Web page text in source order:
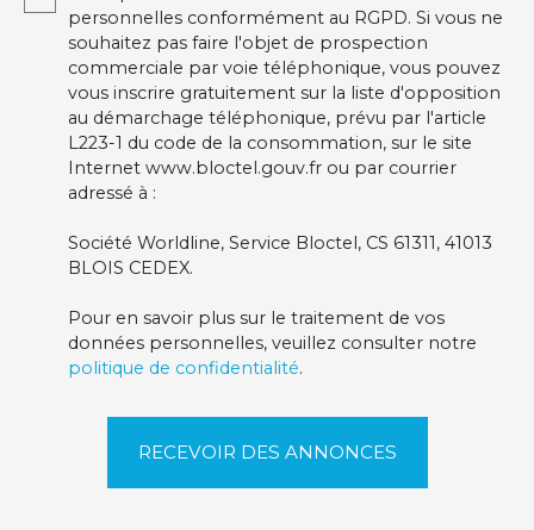
personnelles conformément au RGPD. Si vous ne
souhaitez pas faire l'objet de prospection
commerciale par voie téléphonique, vous pouvez
vous inscrire gratuitement sur la liste d'opposition
au démarchage téléphonique, prévu par l'article
L223-1 du code de la consommation, sur le site
Internet www.bloctel.gouv.fr ou par courrier
adressé à :
Société Worldline, Service Bloctel, CS 61311, 41013
BLOIS CEDEX.
Pour en savoir plus sur le traitement de vos
données personnelles, veuillez consulter notre
politique de confidentialité.
RECEVOIR DES ANNONCES